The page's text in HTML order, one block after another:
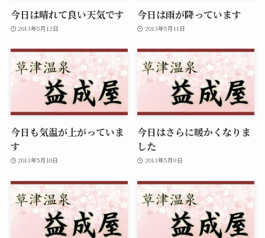
今日は晴れて良い天気です
2013年5月12日
今日は雨が降っています
2013年5月11日
今日も気温が上がっていま
す
2013年5月10日
今日はさらに暖かくなりま
した
2013年5月9日